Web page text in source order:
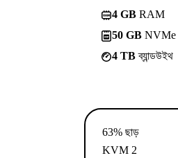
4 GB RAM
50 GB NVMe
4 TBব্যান্ডউইথ
63% ছাড়
KVM 2